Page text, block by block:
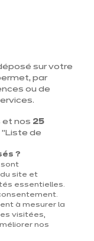
magasins
Prendre
rendez-vous
Dolce grijs
sur votre
par
ou de
et nos 25
"Liste de
?
sont
site et
essentielles.
à mesurer la
visitées,
nos